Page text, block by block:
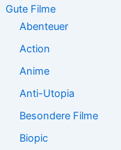
n
Gute Filme
Abenteuer
Action
Anime
Anti-Utopia
Besondere Filme
Biopic